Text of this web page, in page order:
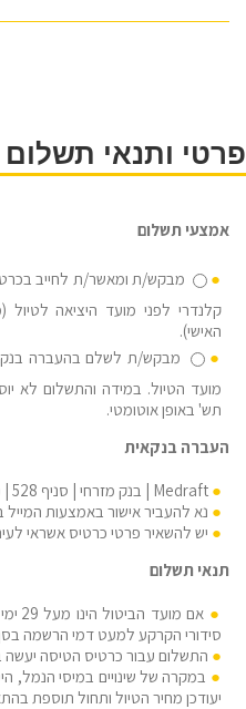
פרטי ותנאי תשלום
אמצעי תשלום
מבקש/ת ומאשר/ת לחייב
האישי).
תש' באופן אוטומטי.
העברה בנקאית
Medraft | בנק מזרחי | סניף 528 | מס' חשבון 164212
נא להעביר אישור באמצעות המייל
יש להשאיר פרטי כרטיס אשראי
תנאי תשלום
אם
סידורי הקרקע למעט דמי הרשמה בסך 120
התשלום עבור כרטיס הטיסה
במקרה של שינויים במיסי הנמל,
יעודכן מחיר הטיול ותחול תוספת